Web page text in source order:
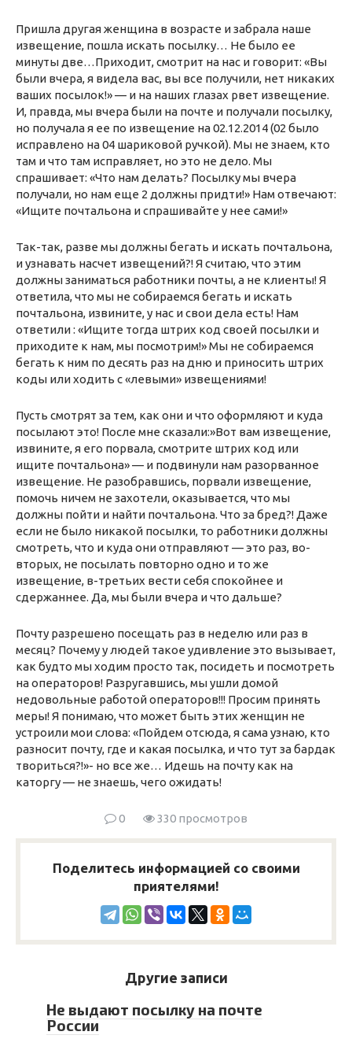
Пришла другая женщина в возрасте и забрала наше
извещение, пошла искать посылку… Не было ее
минуты две…Приходит, смотрит на нас и говорит: «Вы
были вчера, я видела вас, вы все получили, нет никаких
ваших посылок!» — и на наших глазах рвет извещение.
И, правда, мы вчера были на почте и получали посылку,
но получала я ее по извещение на 02.12.2014 (02 было
исправлено на 04 шариковой ручкой). Мы не знаем, кто
там и что там исправляет, но это не дело. Мы
спрашивает: «Что нам делать? Посылку мы вчера
получали, но нам еще 2 должны придти!» Нам отвечают:
«Ищите почтальона и спрашивайте у нее сами!»
Так-так, разве мы должны бегать и искать почтальона,
и узнавать насчет извещений?! Я считаю, что этим
должны заниматься работники почты, а не клиенты! Я
ответила, что мы не собираемся бегать и искать
почтальона, извините, у нас и свои дела есть! Нам
ответили : «Ищите тогда штрих код своей посылки и
приходите к нам, мы посмотрим!» Мы не собираемся
бегать к ним по десять раз на дню и приносить штрих
коды или ходить с «левыми» извещениями!
Пусть смотрят за тем, как они и что оформляют и куда
посылают это! После мне сказали:»Вот вам извещение,
извините, я его порвала, смотрите штрих код или
ищите почтальона» — и подвинули нам разорванное
извещение. Не разобравшись, порвали извещение,
помочь ничем не захотели, оказывается, что мы
должны пойти и найти почтальона. Что за бред?! Даже
если не было никакой посылки, то работники должны
смотреть, что и куда они отправляют — это раз, во-
вторых, не посылать повторно одно и то же
извещение, в-третьих вести себя спокойнее и
сдержаннее. Да, мы были вчера и что дальше?
Почту разрешено посещать раз в неделю или раз в
месяц? Почему у людей такое удивление это вызывает,
как будто мы ходим просто так, посидеть и посмотреть
на операторов! Разругавшись, мы ушли домой
недовольные работой операторов!!! Просим принять
меры! Я понимаю, что может быть этих женщин не
устроили мои слова: «Пойдем отсюда, я сама узнаю, кто
разносит почту, где и какая посылка, и что тут за бардак
твориться?!»- но все же… Идешь на почту как на
каторгу — не знаешь, чего ожидать!
0 330 просмотров
Поделитесь информацией со своими
приятелями!
Другие записи
Не выдают посылку на почте
России